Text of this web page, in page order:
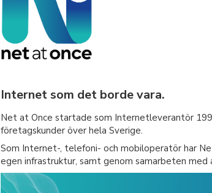
Internet som det borde vara.
Net at Once startade som Internetleverantör
företagskunder över hela Sverige.
Som Internet-, telefoni- och mobiloperatör har
egen infrastruktur, samt genom samarbeten